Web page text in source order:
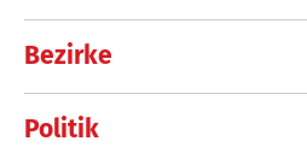
Bezirke
Politik